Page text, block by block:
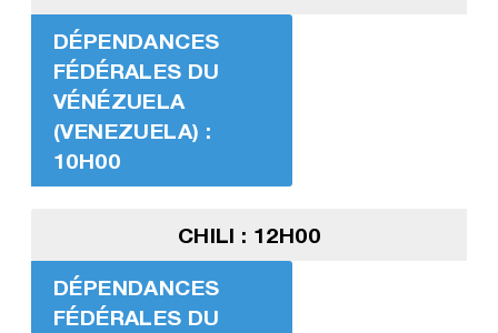
DÉPENDANCES
FÉDÉRALES DU
VÉNÉZUELA
(VENEZUELA) :
10H00
CHILI : 12H00
DÉPENDANCES
FÉDÉRALES DU